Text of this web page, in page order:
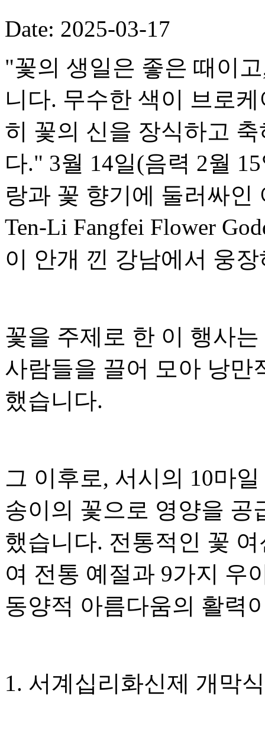
Date: 2025-03-17
"꽃의 생일은 좋은 때이
니다. 무수한 색이 브로
히 꽃의 신을 장식하고
다." 3월 14일(음력 2월
랑과 꽃 향기에 둘러싸
Ten-Li Fangfei Flower
이 안개 낀 강남에서 웅
꽃을 주제로 한 이 행사
사람들을 끌어 모아 낭만
했습니다.
그 이후로, 서시의 10마
송이의 꽃으로 영양을 공
했습니다. 전통적인 꽃
여 전통 예절과 9가지 우
동양적 아름다움의 활력
1. 서계십리화신제 개막